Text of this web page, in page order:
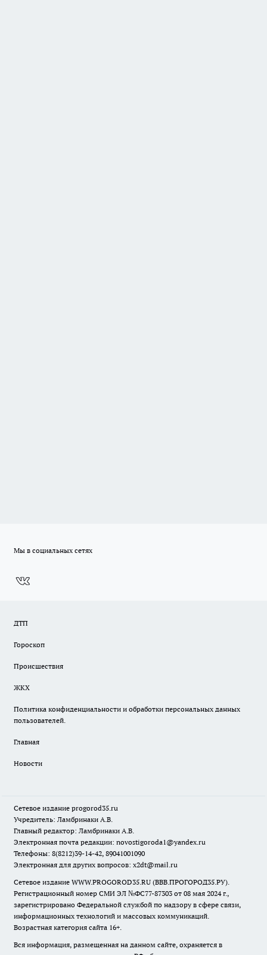
Мы в социальных сетях
ДТП
Гороскоп
Происшествия
ЖКХ
Политика конфиденциальности и обработки персональных данных
пользователей.
Главная
Новости
Сетевое издание progorod35.ru
Учредитель: Ламбринаки А.В.
Главный редактор: Ламбринаки А.В.
Электронная почта редакции: novostigoroda1@yandex.ru
Телефоны: 8(8212)39-14-42, 89041001090
Электронная для других вопросов: x2dt@mail.ru
Сетевое издание WWW.PROGOROD35.RU (ВВВ.ПРОГОРОД35.РУ).
Регистрационный номер СМИ ЭЛ №ФС77-87303 от 08 мая 2024 г.,
зарегистрировано Федеральной службой по надзору в сфере связи,
информационных технологий и массовых коммуникаций.
Возрастная категория сайта 16+.
Вся информация, размещенная на данном сайте, охраняется в